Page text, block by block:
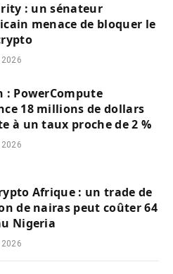
: un sénateur
menace de bloquer le
: PowerCompute
18 millions de dollars
à un taux proche de 2 %
Afrique : un trade de
de nairas peut coûter 64
Nigeria